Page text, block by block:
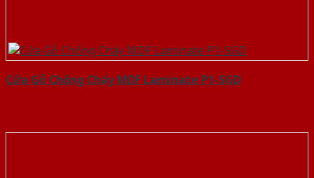
Cửa Gỗ Chống Cháy MDF Laminate P1-SGD